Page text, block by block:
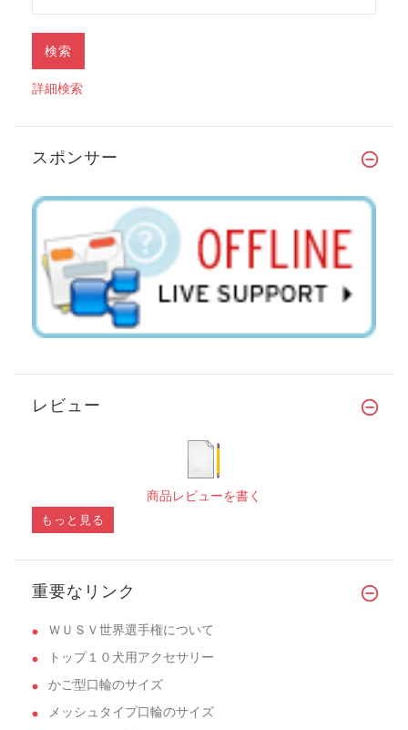
詳細検索
スポンサー
レビュー
商品レビューを書く
もっと見る
重要なリンク
ＷＵＳＶ世界選手権について
トップ１０犬用アクセサリー
かご型口輪のサイズ
メッシュタイプ口輪のサイズ